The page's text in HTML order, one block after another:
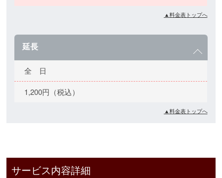
▲料金表トップへ
延長
全 日
1,200円（税込）
▲料金表トップへ
サービス内容詳細